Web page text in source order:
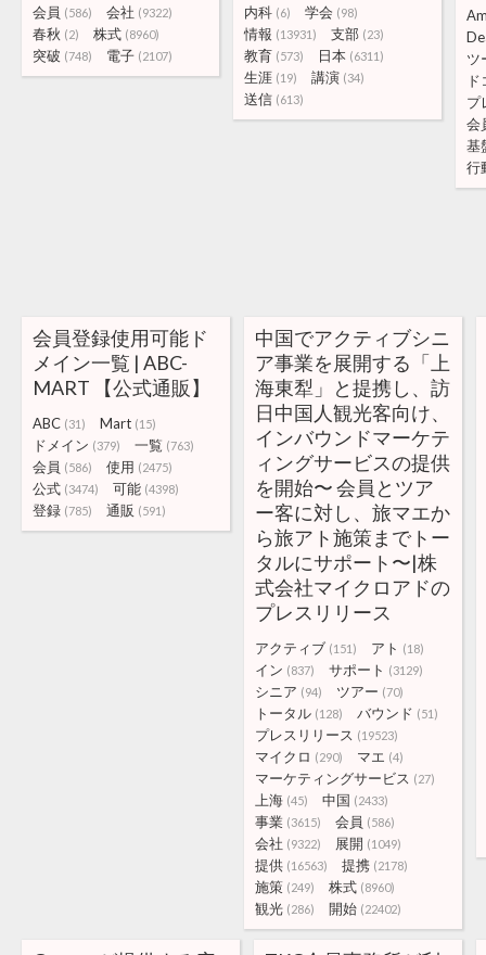
会員 (586) 会社 (9322)
春秋 (2) 株式 (8960)
突破 (748) 電子 (2107)
内科 (6) 学会 (98)
情報 (13931) 支部 (23)
教育 (573) 日本 (6311)
生涯 (19) 講演 (34)
送信 (613)
ツ
プ
会
基
行
会員登録使用可能ド
メイン一覧 | ABC-
MART 【公式通販】
ABC (31) Mart (15)
ドメイン (379) 一覧 (763)
会員 (586) 使用 (2475)
公式 (3474) 可能 (4398)
登録 (785) 通販 (591)
中国でアクティブシニ
ア事業を展開する「上
海東犁」と提携し、訪
日中国人観光客向け、
インバウンドマーケテ
ィングサービスの提供
を開始〜 会員とツア
ー客に対し、旅マエか
ら旅アト施策までトー
タルにサポート〜|株
式会社マイクロアドの
プレスリリース
アクティブ (151) アト (18)
イン (837) サポート (3129)
シニア (94) ツアー (70)
トータル (128) バウンド (51)
プレスリリース (19523)
マイクロ (290) マエ (4)
マーケティングサービス (27)
上海 (45) 中国 (2433)
事業 (3615) 会員 (586)
会社 (9322) 展開 (1049)
提供 (16563) 提携 (2178)
施策 (249) 株式 (8960)
観光 (286) 開始 (22402)